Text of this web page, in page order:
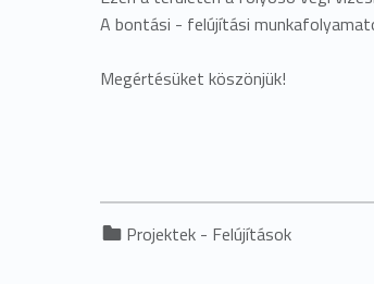
A bontási - felújítási
Megértésüket köszönjük!
Categorized in:
Projektek - Felújítások